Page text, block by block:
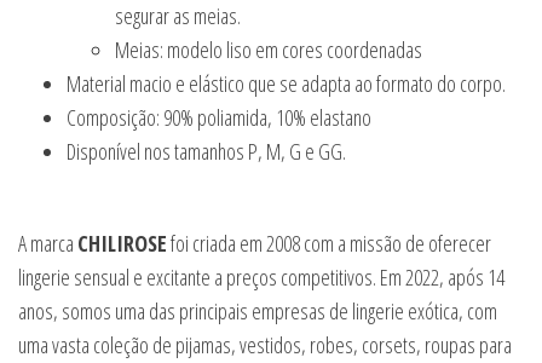
segurar as meias.
Meias: modelo liso em cores coordenadas
Material macio e elástico que se adapta ao formato do corpo.
Composição: 90% poliamida, 10% elastano
Disponível nos tamanhos P, M, G e GG.
A marca CHILIROSEfoi criada em 2008 com a missão de oferecer
lingerie sensual e excitante a preços competitivos. Em 2022, após 14
anos, somos uma das principais empresas de lingerie exótica, com
uma vasta coleção de pijamas, vestidos, robes, corsets, roupas para